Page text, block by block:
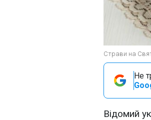
Страви на
Не
Відомий